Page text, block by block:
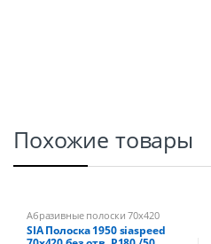
Похожие товары
Абразивные полоски 70х420
SIA Полоска 1950 siaspeed